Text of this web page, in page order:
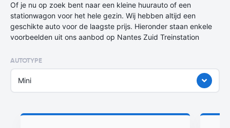
Of je nu op zoek bent naar een kleine huurauto of een
stationwagon voor het hele gezin. Wij hebben altijd een
geschikte auto voor de laagste prijs. Hieronder staan enkele
voorbeelden uit ons aanbod op Nantes Zuid Treinstation
AUTOTYPE
Mini